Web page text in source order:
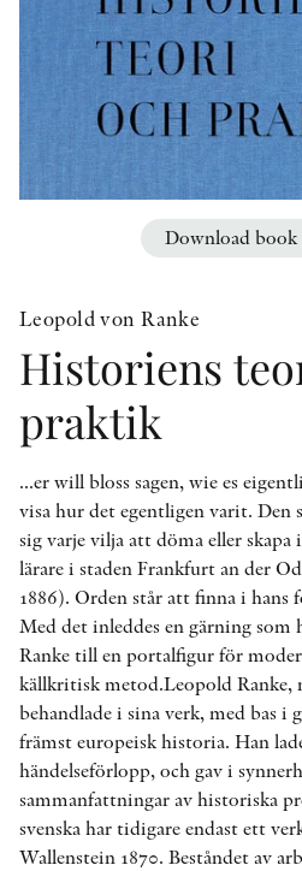
Download book
Leopold von Ranke
Historiens
praktik
...er will bloss sagen, wie es
visa hur det egentligen varit. Den
sig varje vilja att döma eller
lärare i staden Frankfurt an der
1886). Orden står att finna i hans
Med det inleddes en gärning
Ranke till en portalfigur för
källkritisk metod.Leopold Ranke,
behandlade i sina verk, med bas i
främst europeisk historia. Han
händelseförlopp, och gav i
sammanfattningar av historiska
svenska har tidigare endast ett
Wallenstein 1870. Beståndet av